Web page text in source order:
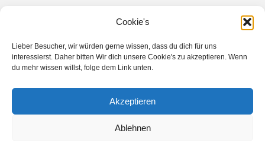
Cookie's
Lieber Besucher, wir würden gerne wissen, dass du dich für uns
interessierst. Daher bitten Wir dich unsere Cookie's zu akzeptieren. Wenn
du mehr wissen willst, folge dem Link unten.
Akzeptieren
Ablehnen
Mittelschülercartellverband
Powered by